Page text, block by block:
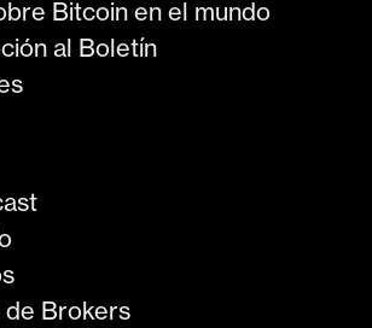
Bitcoin en el mundo
al Boletín
de Brokers